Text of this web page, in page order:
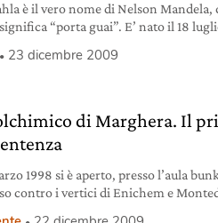
è il vero nome di Nelson
“porta guai”. E’ nato il 18
decaduto, morì quando aveva 9
23 dicembre 2009
di Marghera. Il
1998 si è aperto, presso l’aula
contro i vertici di Enichem e